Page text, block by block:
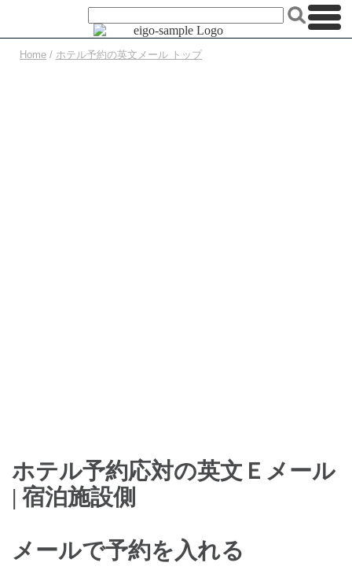
Home / ホテル予約の英文メール トップ
ホテル予約応対の英文Ｅメール
| 宿泊施設側
メールで予約を入れる